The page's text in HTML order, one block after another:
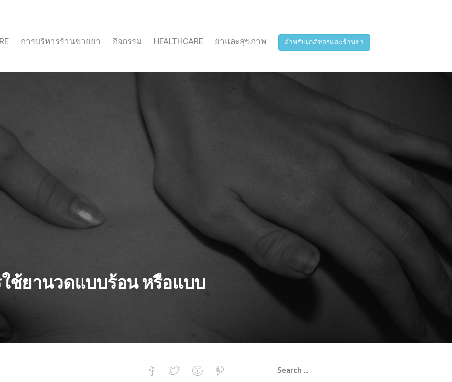
การบริหารร้านขายยา กิจกรรม HEALTHCARE ยาและสุขภาพ สำหรับเภสัชกรและร้านยา
ช้ยานวดแบบร้อน หรือแบบ
for: